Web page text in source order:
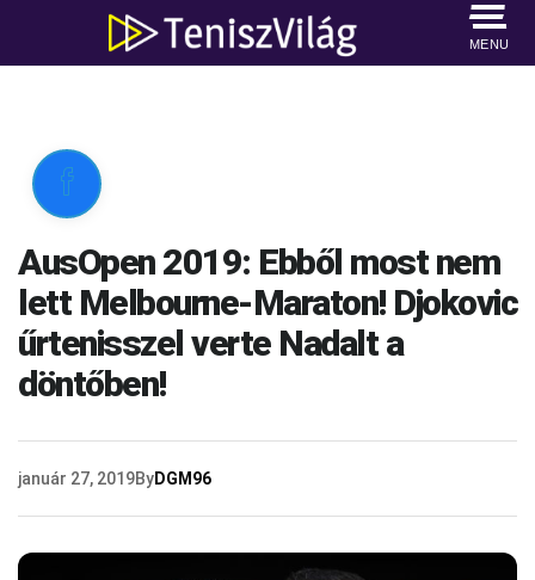
MENU

AusOpen 2019: Ebből most nem
lett Melbourne-Maraton! Djokovic
űrtenisszel verte Nadalt a
döntőben!
január 27, 2019ByDGM96